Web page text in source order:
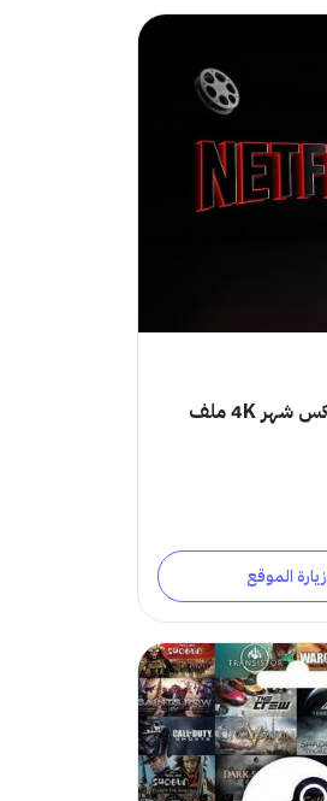
إشتراك نيتفليكس شهر 4K ملف
زيارة الموقع